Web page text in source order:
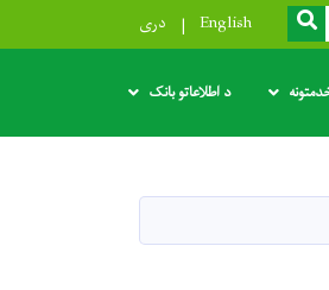
SEARCH
English دری
د اطلاعاتو بانک